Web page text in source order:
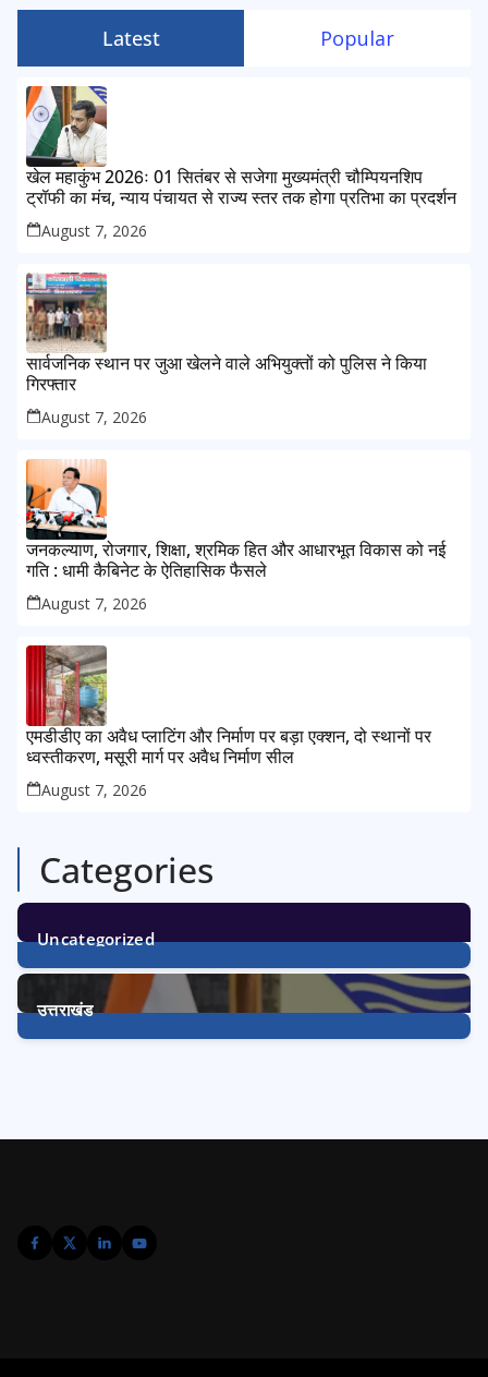
Latest Popular
खेल महाकुंभ 2026ः 01 सितंबर से सजेगा मुख्यमंत्री चौम्पियनशिप
ट्रॉफी का मंच, न्याय पंचायत से राज्य स्तर तक होगा प्रतिभा का प्रदर्शन
August 7, 2026
सार्वजनिक स्थान पर जुआ खेलने वाले अभियुक्तों को पुलिस ने किया
गिरफ्तार
August 7, 2026
जनकल्याण, रोजगार, शिक्षा, श्रमिक हित और आधारभूत विकास को नई
गति : धामी कैबिनेट के ऐतिहासिक फैसले
August 7, 2026
एमडीडीए का अवैध प्लाटिंग और निर्माण पर बड़ा एक्शन, दो स्थानों पर
ध्वस्तीकरण, मसूरी मार्ग पर अवैध निर्माण सील
August 7, 2026
Categories
Uncategorized
1Post
उत्तराखंड